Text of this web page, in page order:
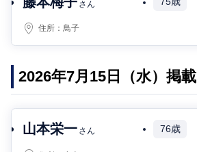
さん 75歳
住所：鳥子
2026年7月15日（水）掲載
山本栄一 さん 76歳